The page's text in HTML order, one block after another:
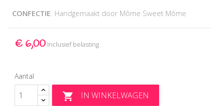
CONFECTIE: Handgemaakt door Môme Sweet Môme
€ 6,00 Inclusief belasting
Aantal
 IN WINKELWAGEN